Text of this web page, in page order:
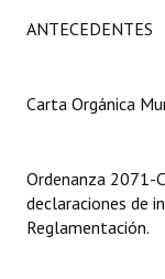
Digesto
Organigrama
ANTECEDENTES
Carta Orgánica
Ordenanza 2071-
declaraciones de
Reglamentación.